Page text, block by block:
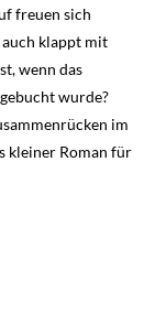
freuen sich
auch klappt mit
wenn das
wurde?
im
kleiner Roman für